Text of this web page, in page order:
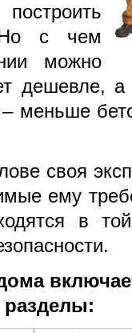
с чем
можно
дешевле,
меньше
своя
ему
в
разделы: